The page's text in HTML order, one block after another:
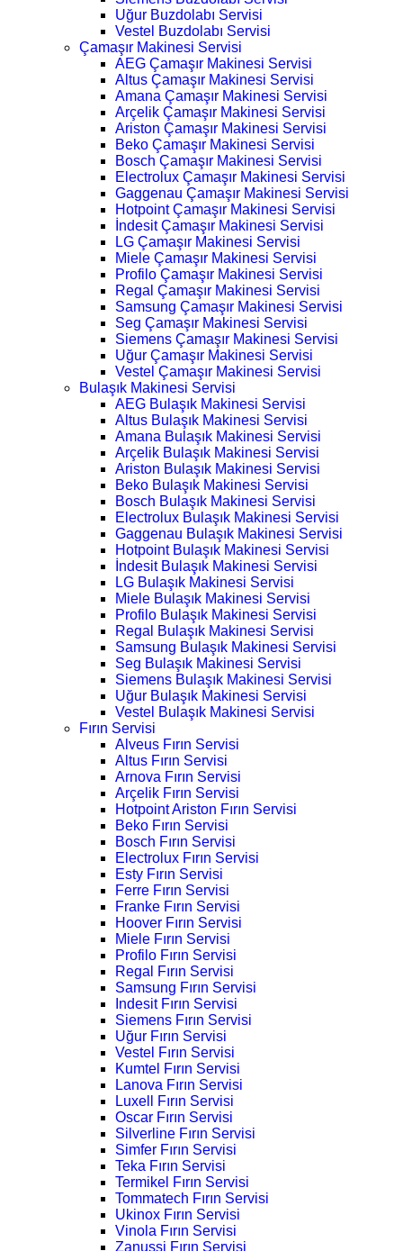
Uğur Buzdolabı Servisi
Vestel Buzdolabı Servisi
Çamaşır Makinesi Servisi
AEG Çamaşır Makinesi Servisi
Altus Çamaşır Makinesi Servisi
Amana Çamaşır Makinesi Servisi
Arçelik Çamaşır Makinesi Servisi
Ariston Çamaşır Makinesi Servisi
Beko Çamaşır Makinesi Servisi
Bosch Çamaşır Makinesi Servisi
Electrolux Çamaşır Makinesi Servisi
Gaggenau Çamaşır Makinesi Servisi
Hotpoint Çamaşır Makinesi Servisi
İndesit Çamaşır Makinesi Servisi
LG Çamaşır Makinesi Servisi
Miele Çamaşır Makinesi Servisi
Profilo Çamaşır Makinesi Servisi
Regal Çamaşır Makinesi Servisi
Samsung Çamaşır Makinesi Servisi
Seg Çamaşır Makinesi Servisi
Siemens Çamaşır Makinesi Servisi
Uğur Çamaşır Makinesi Servisi
Vestel Çamaşır Makinesi Servisi
Bulaşık Makinesi Servisi
AEG Bulaşık Makinesi Servisi
Altus Bulaşık Makinesi Servisi
Amana Bulaşık Makinesi Servisi
Arçelik Bulaşık Makinesi Servisi
Ariston Bulaşık Makinesi Servisi
Beko Bulaşık Makinesi Servisi
Bosch Bulaşık Makinesi Servisi
Electrolux Bulaşık Makinesi Servisi
Gaggenau Bulaşık Makinesi Servisi
Hotpoint Bulaşık Makinesi Servisi
İndesit Bulaşık Makinesi Servisi
LG Bulaşık Makinesi Servisi
Miele Bulaşık Makinesi Servisi
Profilo Bulaşık Makinesi Servisi
Regal Bulaşık Makinesi Servisi
Samsung Bulaşık Makinesi Servisi
Seg Bulaşık Makinesi Servisi
Siemens Bulaşık Makinesi Servisi
Uğur Bulaşık Makinesi Servisi
Vestel Bulaşık Makinesi Servisi
Fırın Servisi
Alveus Fırın Servisi
Altus Fırın Servisi
Arnova Fırın Servisi
Arçelik Fırın Servisi
Hotpoint Ariston Fırın Servisi
Beko Fırın Servisi
Bosch Fırın Servisi
Electrolux Fırın Servisi
Esty Fırın Servisi
Ferre Fırın Servisi
Franke Fırın Servisi
Hoover Fırın Servisi
Miele Fırın Servisi
Profilo Fırın Servisi
Regal Fırın Servisi
Samsung Fırın Servisi
Indesit Fırın Servisi
Siemens Fırın Servisi
Uğur Fırın Servisi
Vestel Fırın Servisi
Kumtel Fırın Servisi
Lanova Fırın Servisi
Luxell Fırın Servisi
Oscar Fırın Servisi
Silverline Fırın Servisi
Simfer Fırın Servisi
Teka Fırın Servisi
Termikel Fırın Servisi
Tommatech Fırın Servisi
Ukinox Fırın Servisi
Vinola Fırın Servisi
Zanussi Fırın Servisi